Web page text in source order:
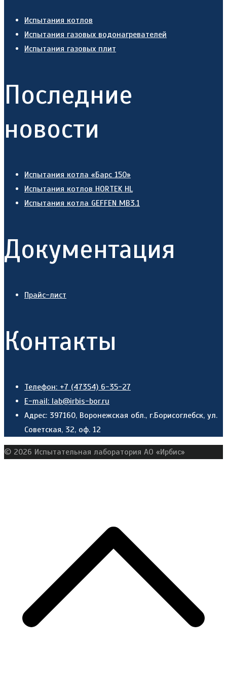
Испытания котлов
Испытания газовых водонагревателей
Испытания газовых плит
Последние
новости
Испытания котла «Барс 150»
Испытания котлов HORTEK HL
Испытания котла GEFFEN MB3.1
Документация
Прайс-лист
Контакты
Телефон: +7 (47354) 6-35-27
E-mail: lab@irbis-bor.ru
Адрес: 397160, Воронежская обл., г.Борисоглебск, ул.
Советская, 32, оф. 12
© 2026 Испытательная лаборатория АО «Ирбис»